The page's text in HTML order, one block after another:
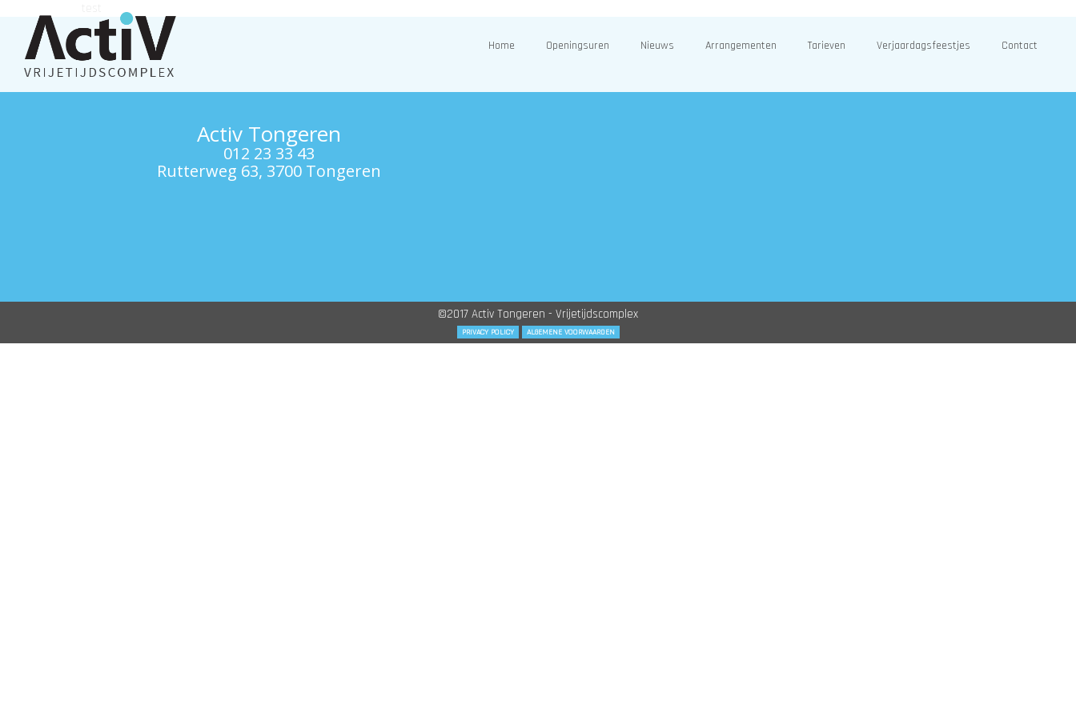
Home Openingsuren Nieuws Arrangementen Tarieven Verjaardagsfeestjes Contact
Activ Tongeren
012 23 33 43
Rutterweg 63, 3700 Tongeren
©2017 Activ Tongeren - Vrijetijdscomplex
PRIVACY POLICY ALGEMENE VOORWAARDEN